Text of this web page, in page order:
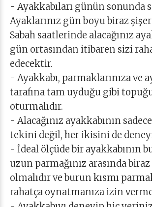
- Ayakkabıları günün sonunda
Ayaklarınız gün boyu biraz
Sabah saatlerinde alacağınız
gün ortasından itibaren sizi
edecektir.
- Ayakkabı, parmaklarınıza ve
tarafına tam uyduğu gibi
oturmalıdır.
- Alacağınız ayakkabının
tekini değil, her ikisini de
- İdeal ölçüde bir ayakkabının
uzun parmağınız arasında
olmalıdır ve burun kısmı
rahatça oynatmanıza izin